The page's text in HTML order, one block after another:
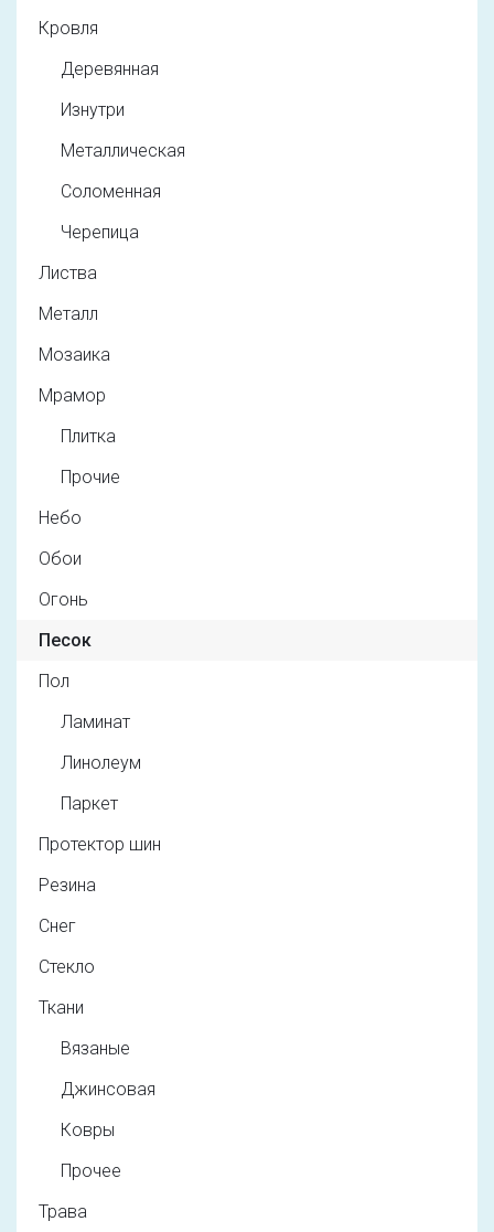
Кровля
Деревянная
Изнутри
Металлическая
Соломенная
Черепица
Листва
Металл
Мозаика
Мрамор
Плитка
Прочие
Небо
Обои
Огонь
Песок
Пол
Ламинат
Линолеум
Паркет
Протектор шин
Резина
Снег
Стекло
Ткани
Вязаные
Джинсовая
Ковры
Прочее
Трава